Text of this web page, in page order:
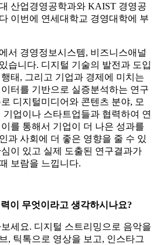
산업경영공학과와 KAIST 경영공
이번에 연세대학교 경영대학에 부
서 경영정보시스템, 비즈니스애널
습니다. 디지털 기술의 발전과 도입
태, 그리고 기업과 경제에 미치는
터를 기반으로 실증분석하는 연구
디지털미디어와 콘텐츠 분야, 모
업이나 스타트업들과 협력하여 연
를 통해서 기업이 더 나은 성과를
과 사회에 더 좋은 영향을 줄 수 있
이 있고 실제 도출된 연구결과가
보람을 느낍니다.
이 무엇이라고 생각하시나요?
세요. 디지털 스트리밍으로 음악을
, 틱톡으로 영상을 보고, 인스타그